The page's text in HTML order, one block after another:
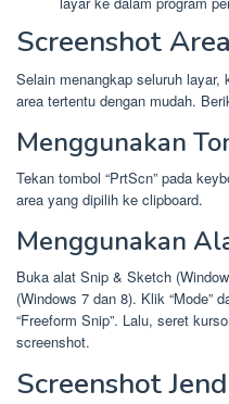
Screenshot
Selain menangkap seluruh
area tertentu dengan mudah.
Menggunakan
Tekan tombol “PrtScn” pada
area yang dipilih ke clipboard.
Menggunakan
Buka alat Snip & Sketch
(Windows 7 dan 8). Klik “Mode”
“Freeform Snip”. Lalu, seret
screenshot.
Screenshot